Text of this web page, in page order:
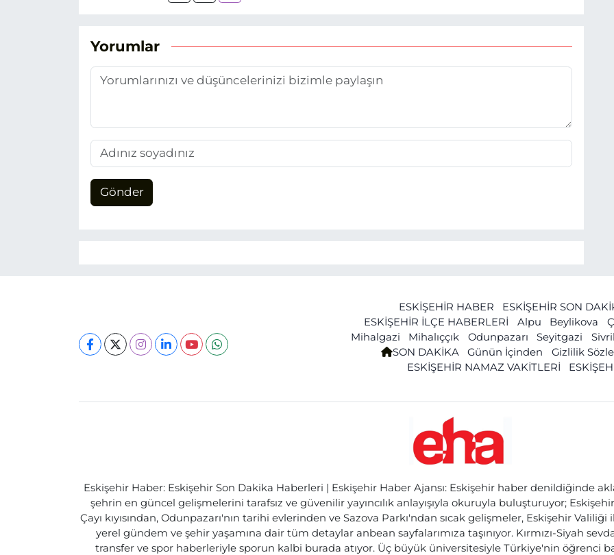
Yorumlar
Gönder
ESKİŞEHİR HABER ESKİŞEHİR SON
ESKİŞEHİR İLÇE HABERLERİ
Alpu Beylikova
Mihalgazi
Mihalıççık Odunpazarı Seyitgazi
SON DAKİKA
Günün İçinden Gizlilik
ESKİŞEHİR NAMAZ VAKİTLERİ
Eskişehir Haber: Eskişehir Son Dakika Haberleri | Eskişehir Haber Ajansı: Eskişehir haber denildiğinde
şehrin en güncel gelişmelerini tarafsız ve güvenilir yayıncılık anlayışıyla okuruyla buluşturuyor;
Çayı kıyısından, Odunpazarı'nın tarihi evlerinden ve Sazova Parkı'ndan sıcak gelişmeler, Eskişehir
yerel gündem ve şehir yaşamına dair tüm detaylar anbean sayfalarımıza taşınıyor. Kırmızı-Siyah
transfer ve spor haberleriyle sporun kalbi burada atıyor. Üç büyük üniversitesiyle Türkiye'nin öğrenci